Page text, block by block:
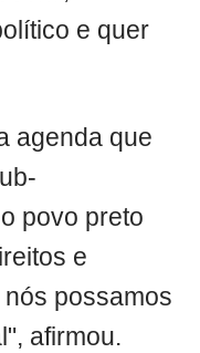
e quer
agenda que
povo preto
e
possamos
afirmou.